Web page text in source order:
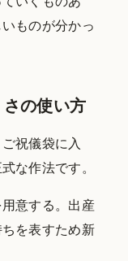
ものが分かっ
の使い方
祝儀袋に入
な作法です。
意する。出産
を表すため新